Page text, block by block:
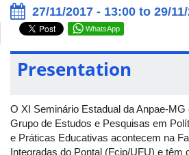
27/11/2017 - 13:00 to 29/
WhatsApp
Presentation
O XI Seminário Estadual da Anpae-MG
Grupo de Estudos e Pesquisas em
e Práticas Educativas acontecem na
Integradas do Pontal (Fcip/UFU)​ e têm